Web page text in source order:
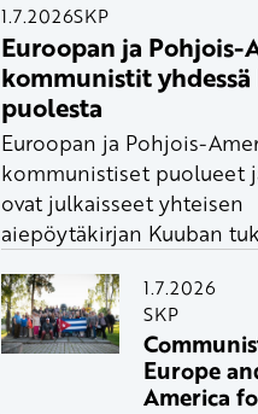
1.7.2026SKP
Euroopan ja Pohjois-
kommunistit
puolesta
Euroopan ja Pohjois-
kommunistiset puolueet
ovat julkaisseet yhteisen
aiepöytäkirjan Kuuban
1.7.2026
SKP
Europe
America